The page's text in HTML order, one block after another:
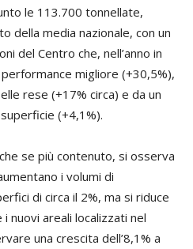
le 113.700 tonnellate,
della media nazionale, con un
del Centro che, nell’anno in
migliore (+30,5%),
rese (+17% circa) e da un
(+4,1%).
se più contenuto, si osserva
i volumi di
di circa il 2%, ma si riduce
nuovi areali localizzati nel
una crescita dell’8,1% a